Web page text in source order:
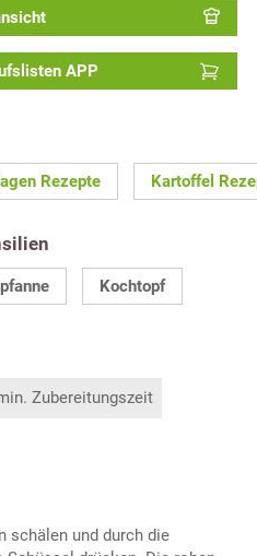
APP
Rezepte Kartoffel
Kochtopf
Zubereitungszeit
schälen und durch die